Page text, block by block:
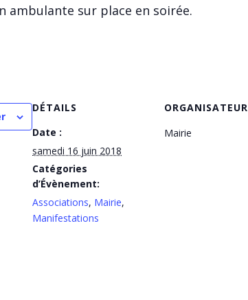
ambulante sur place en soirée.
DÉTAILS
Date :
samedi 16 juin 2018
Catégories
d’Évènement:
Associations, Mairie,
Manifestations
ORGANISATEUR
Mairie